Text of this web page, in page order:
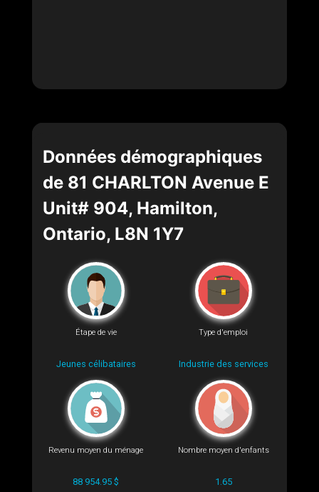
Données démographiques
de 81 CHARLTON Avenue E
Unit# 904, Hamilton,
Ontario, L8N 1Y7
Étape de vie
Jeunes célibataires
Type d'emploi
Industrie des services
Revenu moyen du ménage
88 954.95 $
Nombre moyen d'enfants
1.65